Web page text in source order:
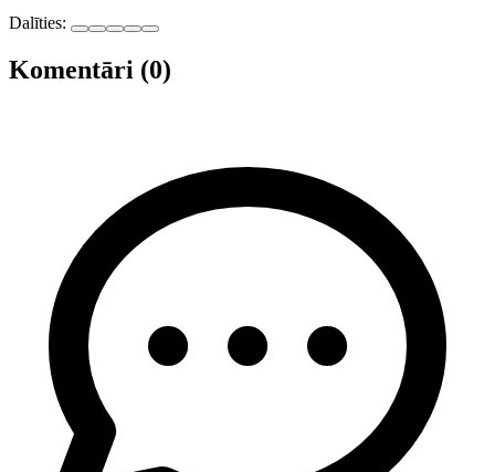
Dalīties:
Komentāri (0)